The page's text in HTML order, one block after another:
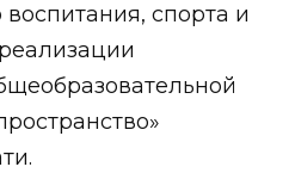
спорта и